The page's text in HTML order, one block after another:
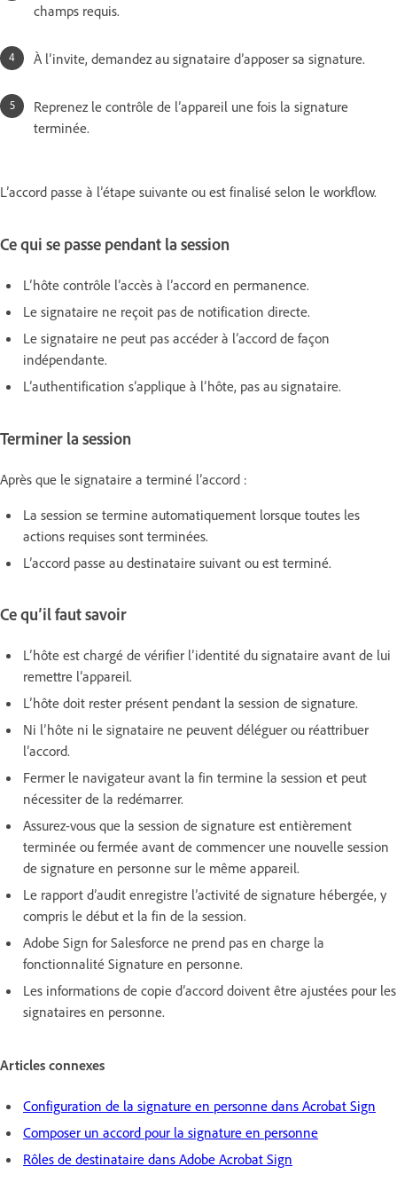
champs requis.
À l’invite, demandez au signataire d’apposer sa signature.
Reprenez le contrôle de l’appareil une fois la signature
terminée.
L’accord passe à l’étape suivante ou est finalisé selon le workflow.
Ce qui se passe pendant la session
L’hôte contrôle l’accès à l’accord en permanence.
Le signataire ne reçoit pas de notification directe.
Le signataire ne peut pas accéder à l’accord de façon
indépendante.
L’authentification s’applique à l’hôte, pas au signataire.
Terminer la session
Après que le signataire a terminé l’accord :
La session se termine automatiquement lorsque toutes les
actions requises sont terminées.
L’accord passe au destinataire suivant ou est terminé.
Ce qu’il faut savoir
L’hôte est chargé de vérifier l’identité du signataire avant de lui
remettre l’appareil.
L’hôte doit rester présent pendant la session de signature.
Ni l’hôte ni le signataire ne peuvent déléguer ou réattribuer
l’accord.
Fermer le navigateur avant la fin termine la session et peut
nécessiter de la redémarrer.
Assurez-vous que la session de signature est entièrement
terminée ou fermée avant de commencer une nouvelle session
de signature en personne sur le même appareil.
Le rapport d’audit enregistre l’activité de signature hébergée, y
compris le début et la fin de la session.
Adobe Sign for Salesforce ne prend pas en charge la
fonctionnalité Signature en personne.
Les informations de copie d’accord doivent être ajustées pour les
signataires en personne.
Articles connexes
Configuration de la signature en personne dans Acrobat Sign
Composer un accord pour la signature en personne
Rôles de destinataire dans Adobe Acrobat Sign